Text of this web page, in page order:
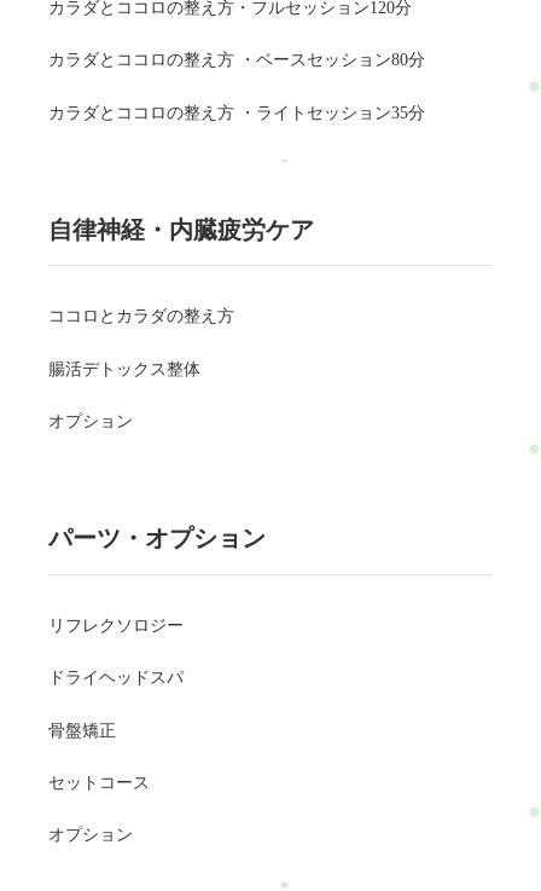
カラダとココロの整え方・フルセッション120分
カラダとココロの整え方 ・ベースセッション80分
カラダとココロの整え方 ・ライトセッション35分
自律神経・内臓疲労ケア
ココロとカラダの整え方
腸活デトックス整体
オプション
パーツ・オプション
リフレクソロジー
ドライヘッドスパ
骨盤矯正
セットコース
オプション